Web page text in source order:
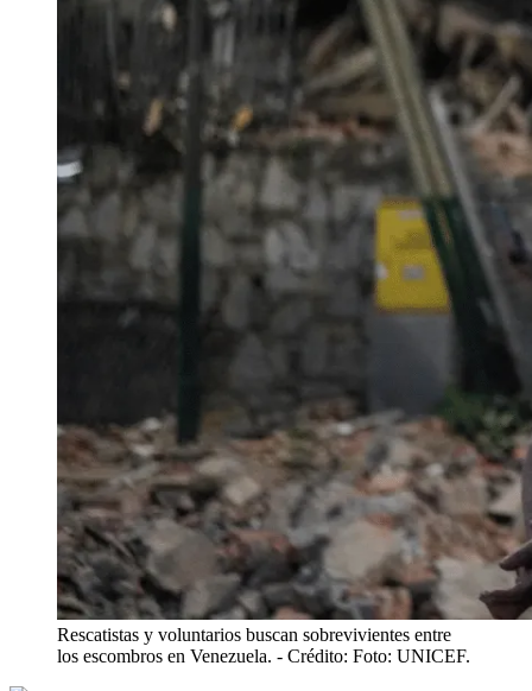
Rescatistas y voluntarios buscan sobrevivientes entre
los escombros en Venezuela. - Crédito: Foto: UNICEF.